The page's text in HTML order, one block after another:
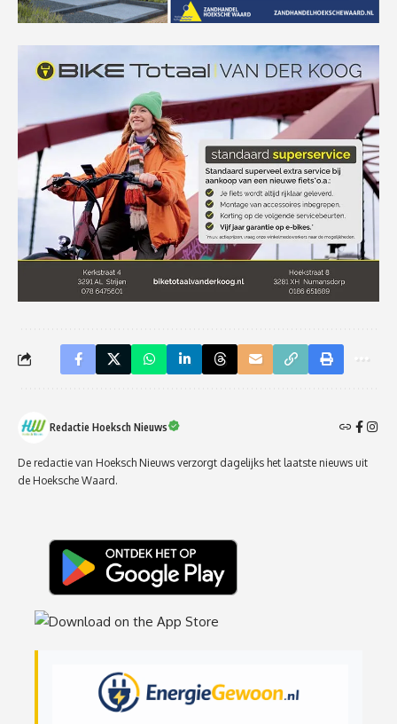
Redactie Hoeksch Nieuws
De redactie van Hoeksch Nieuws verzorgt dagelijks het laatste nieuws uit
de Hoeksche Waard.